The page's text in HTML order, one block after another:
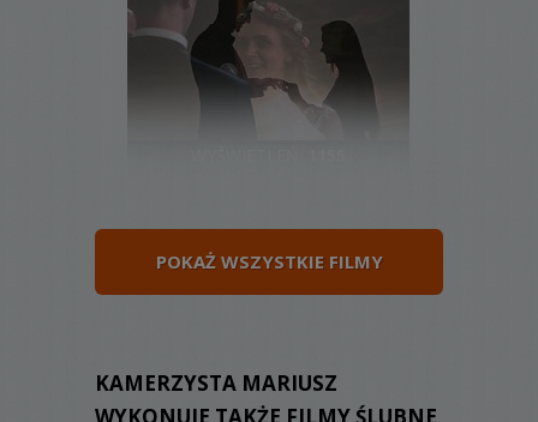
WYŚWIETLEŃ: 1089
KOMENTARZY:0
POKAŻ WSZYSTKIE FILMY
KAMERZYSTA MARIUSZ